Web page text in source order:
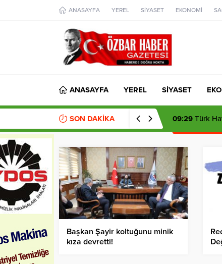
ANASAYFA YEREL SİYASET EKONOMİ
ANASAYFA YEREL SİYASET
SON DAKİKA 09:29 Türk
Başkan Şayir koltuğunu minik
kıza devretti!